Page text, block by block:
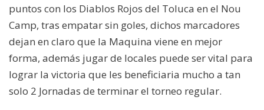
puntos con los Diablos Rojos del Toluca en el Nou
Camp, tras empatar sin goles, dichos marcadores
dejan en claro que la Maquina viene en mejor
forma, además jugar de locales puede ser vital para
lograr la victoria que les beneficiaria mucho a tan
solo 2 Jornadas de terminar el torneo regular.